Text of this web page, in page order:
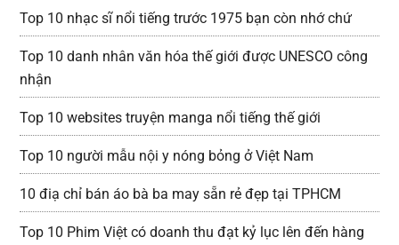
Top 10 nhạc sĩ nổi tiếng trước 1975 bạn còn nhớ chứ
Top 10 danh nhân văn hóa thế giới được UNESCO công
nhận
Top 10 websites truyện manga nổi tiếng thế giới
Top 10 người mẫu nội y nóng bỏng ở Việt Nam
10 điạ chỉ bán áo bà ba may sẵn rẻ đẹp tại TPHCM
Top 10 Phim Việt có doanh thu đạt kỷ lục lên đến hàng